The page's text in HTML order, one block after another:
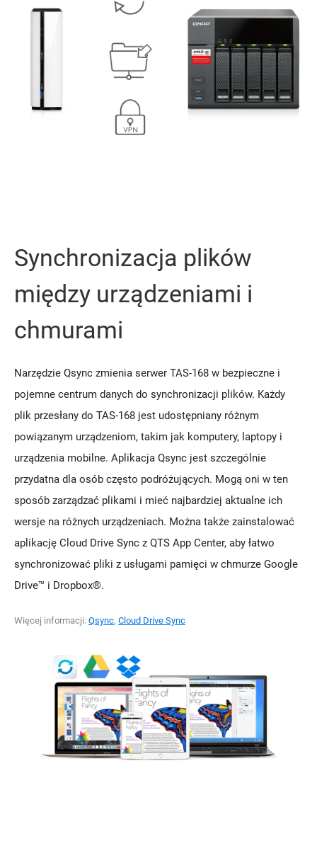
Synchronizacja plików
między urządzeniami i
chmurami
Narzędzie Qsync zmienia serwer TAS-168 w bezpieczne i
pojemne centrum danych do synchronizacji plików. Każdy
plik przesłany do TAS-168 jest udostępniany różnym
powiązanym urządzeniom, takim jak komputery, laptopy i
urządzenia mobilne. Aplikacja Qsync jest szczególnie
przydatna dla osób często podróżujących. Mogą oni w ten
sposób zarządzać plikami i mieć najbardziej aktualne ich
wersje na różnych urządzeniach. Można także zainstalować
aplikację Cloud Drive Sync z QTS App Center, aby łatwo
synchronizować pliki z usługami pamięci w chmurze Google
Drive™ i Dropbox®.
Więcej informacji: Qsync, Cloud Drive Sync